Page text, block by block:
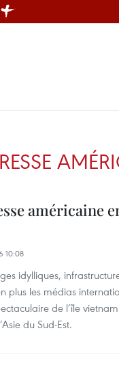
américaine
10:08
idylliques,
plus les médias
de l’île
du Sud-Est.